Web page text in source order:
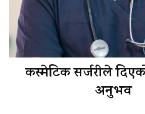
कस्मेटिक सर्जरीले
अनुभव